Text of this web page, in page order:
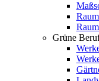
Grüne